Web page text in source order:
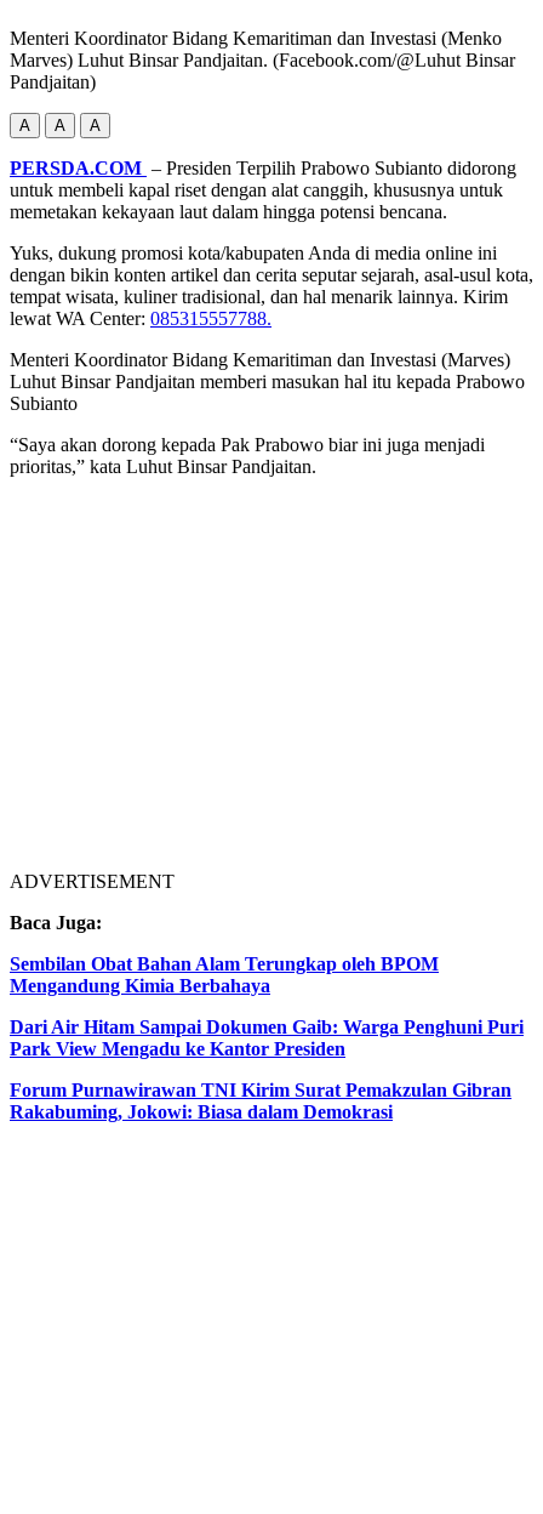
Menteri Koordinator Bidang Kemaritiman dan Investasi (Menko
Marves) Luhut Binsar Pandjaitan. (Facebook.com/@Luhut Binsar
Pandjaitan)
A A A
PERSDA.COM – Presiden Terpilih Prabowo Subianto didorong
untuk membeli kapal riset dengan alat canggih, khususnya untuk
memetakan kekayaan laut dalam hingga potensi bencana.
Yuks, dukung promosi kota/kabupaten Anda di media online ini
dengan bikin konten artikel dan cerita seputar sejarah, asal-usul kota,
tempat wisata, kuliner tradisional, dan hal menarik lainnya. Kirim
lewat WA Center: 085315557788.
Menteri Koordinator Bidang Kemaritiman dan Investasi (Marves)
Luhut Binsar Pandjaitan memberi masukan hal itu kepada Prabowo
Subianto
“Saya akan dorong kepada Pak Prabowo biar ini juga menjadi
prioritas,” kata Luhut Binsar Pandjaitan.
ADVERTISEMENT
Baca Juga:
Sembilan Obat Bahan Alam Terungkap oleh BPOM
Mengandung Kimia Berbahaya
Dari Air Hitam Sampai Dokumen Gaib: Warga Penghuni Puri
Park View Mengadu ke Kantor Presiden
Forum Purnawirawan TNI Kirim Surat Pemakzulan Gibran
Rakabuming, Jokowi: Biasa dalam Demokrasi